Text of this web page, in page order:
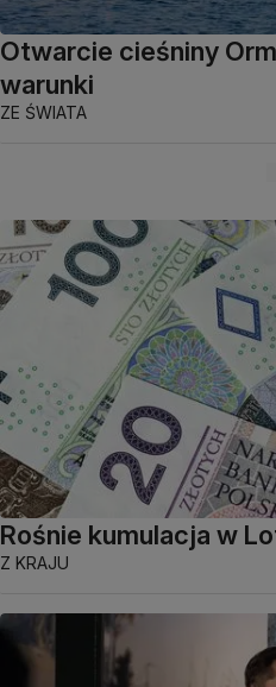
Otwarcie cieśniny
warunki
ZE ŚWIATA
Rośnie kumulacja w
Z KRAJU